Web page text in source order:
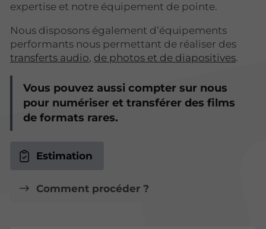
expertise et notre équipement de pointe.
Nous disposons également d’équipements
performants nous permettant de réaliser des
transferts audio, de photos et de diapositives.
Vous pouvez aussi compter sur nous
pour numériser et transférer des films
de formats rares.
Estimation
Comment procéder ?